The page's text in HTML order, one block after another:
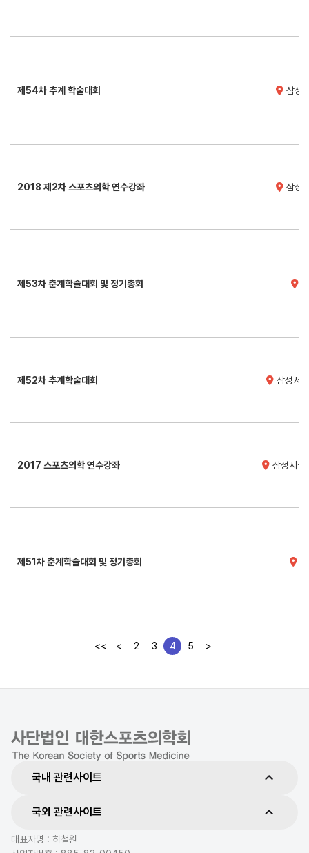
제54차 추계 학술대회 삼성
2018 제2차 스포츠의학 연수강좌 삼성
제53차 춘계학술대회 및 정기총회
제52차 추계학술대회 삼성서
2017 스포츠의학 연수강좌 삼성서울
제51차 춘계학술대회 및 정기총회
<< < 2 3 4 5 >
국내 관련사이트
국외 관련사이트
대표자명 : 하철원